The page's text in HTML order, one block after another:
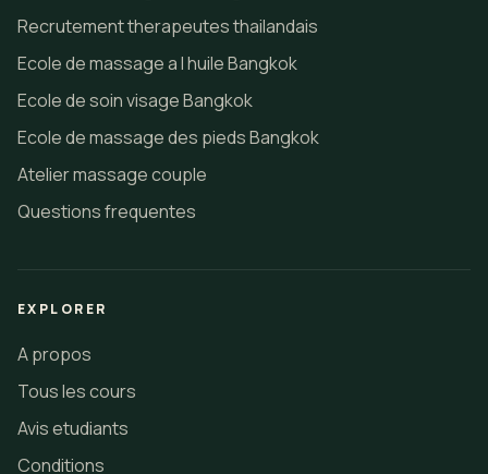
Recrutement therapeutes thailandais
Ecole de massage a l huile Bangkok
Ecole de soin visage Bangkok
Ecole de massage des pieds Bangkok
Atelier massage couple
Questions frequentes
EXPLORER
A propos
Tous les cours
Avis etudiants
Conditions